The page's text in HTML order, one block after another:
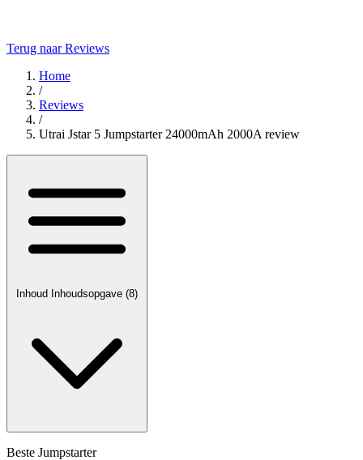
Terug naar Reviews
Home
/
Reviews
/
Utrai Jstar 5 Jumpstarter 24000mAh 2000A review
Inhoud Inhoudsopgave (8)
Beste Jumpstarter